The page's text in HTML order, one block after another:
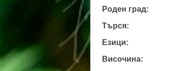
Роден град:
Търся:
Езици:
Височина: